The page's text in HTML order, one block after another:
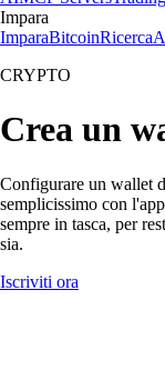
Impara
ImparaBitcoinRicerca
CRYPTO
Crea un
Configurare un wallet
semplicissimo con
sempre in tasca, per
sia.
Iscriviti ora